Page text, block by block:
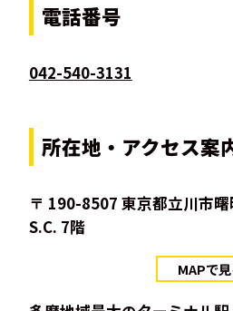
電話番号
042-540-3131
所在地・アクセス案
〒 190-8507 東京都立川市
S.C. 7階
MAPで